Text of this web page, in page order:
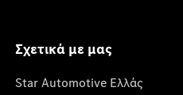
Σχετικά με μας
Star Automotive Ελλάς